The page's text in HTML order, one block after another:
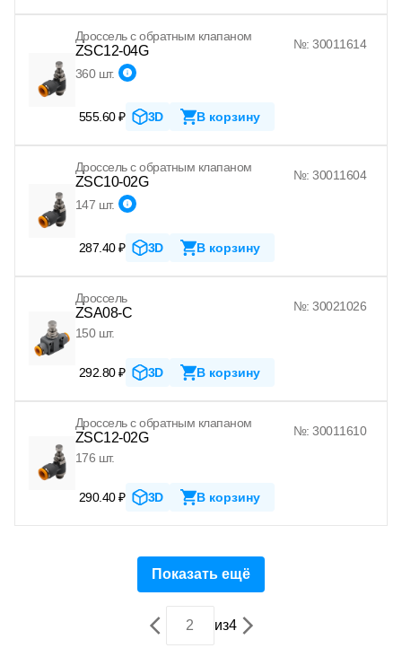
Дроссель с обратным клапаном
ZSC12-04G №: 30011614
360 шт.
555.60 ₽ 3D В корзину
Дроссель с обратным клапаном
ZSC10-02G №: 30011604
147 шт.
287.40 ₽ 3D В корзину
Дроссель
ZSA08-C
№: 30021026
150 шт.
292.80 ₽ 3D В корзину
Дроссель с обратным клапаном
ZSC12-02G
№: 30011610
176 шт.
290.40 ₽ 3D В корзину
Показать ещё
из4